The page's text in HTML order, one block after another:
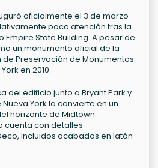
oficialmente el 3 de marzo
poca atención tras la
State Building. A pesar de
un monumento oficial de la
Preservación de Monumentos
en 2010.
del edificio junto a Bryant Park y
York lo convierte en un
horizonte de Midtown
cuenta con detalles
incluidos acabados en latón